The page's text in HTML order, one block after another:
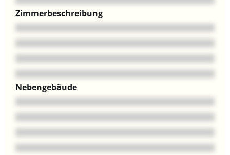
Zimmerbeschreibung
Nebengebäude